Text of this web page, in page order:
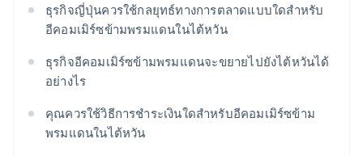
ธุรกิจญี่ปุ่นควรใช้กลยุทธ์ทางการตลาดแบบใดสําหรับ
อีคอมเมิร์ซข้ามพรมแดนในไต้หวัน
ธุรกิจอีคอมเมิร์ซข้ามพรมแดนจะขยายไปยังไต้หวันได้
อย่างไร
คุณควรใช้วิธีการชำระเงินใดสำหรับอีคอมเมิร์ซข้าม
พรมแดนในไต้หวัน